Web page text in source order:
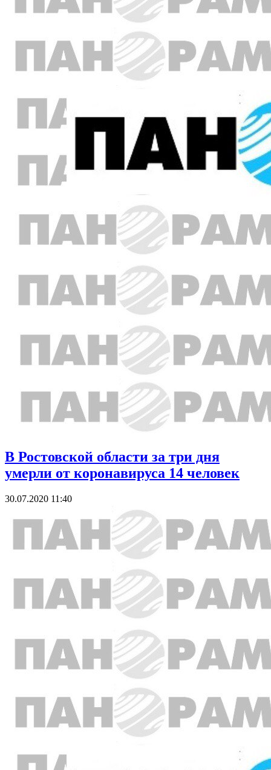
В Ростовской области за три дня
умерли от коронавируса 14 человек
30.07.2020 11:40